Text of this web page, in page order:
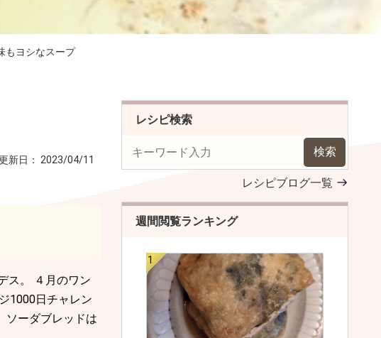
もヨシなスープ
新日： 2023/04/11
ス。 ４月のワン
1000日チャレン
ブレッドは
レシピ検索
検索
レシピブログ一覧
週間閲覧ランキング